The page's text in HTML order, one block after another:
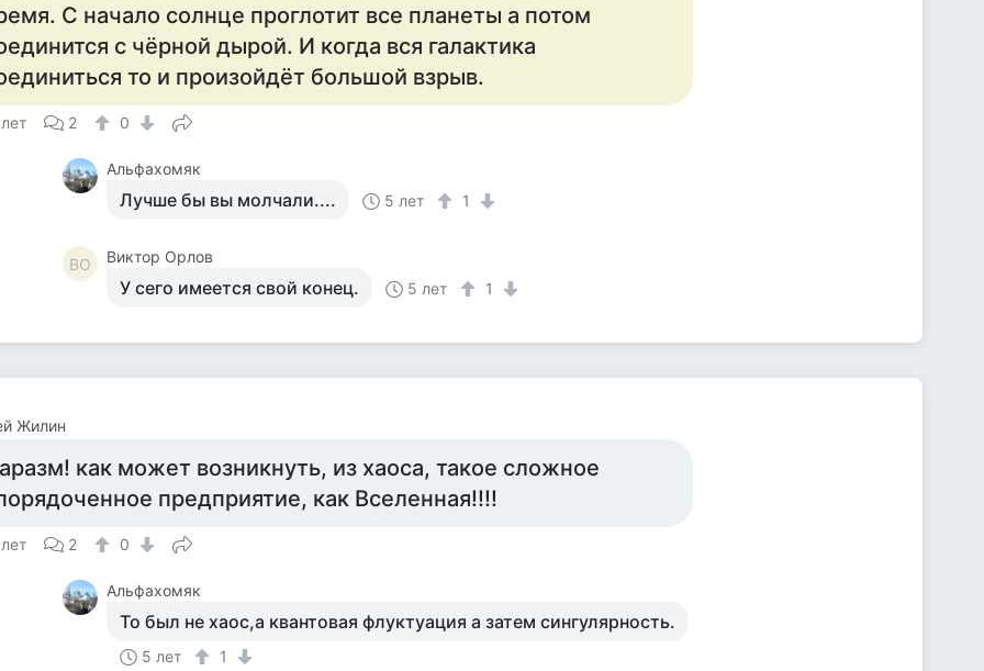
С начало солнце проглотит все планеты а потом
с чёрной дырой. И когда вся галактика
то и произойдёт большой взрыв.
2 0
Альфахомяк
Лучше бы вы молчали.... 5 лет 1
ВО Виктор Орлов
У сего имеется свой конец. 5 лет 1
Жилин
как может возникнуть, из хаоса, такое сложное
предприятие, как Вселенная!!!!
2 0
Альфахомяк
То был не хаос,а квантовая флуктуация а затем сингулярность.
5 лет 1